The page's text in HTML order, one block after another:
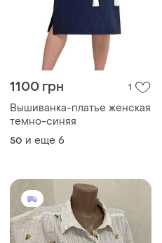
1100 грн 1
Вышиванка-платье женская
темно-синяя
50 и еще 6